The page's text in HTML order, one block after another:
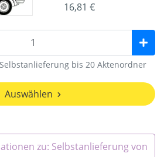
16,81 €
bis 20 Aktenordner
Auswählen
zu: Selbstanlieferung von